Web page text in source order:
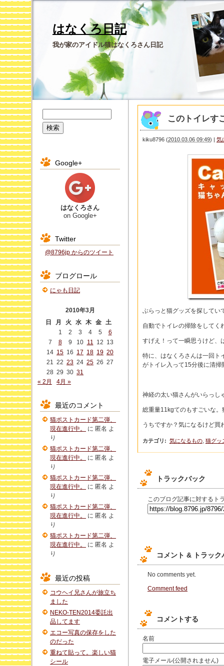
はなくろ日記
我が家のアイドル猫はなくろさん日記
このトイレす
kiku8796 (2010.03.06 09:49) | 気
ぶらっと猫グッズを探してい
自動でトイレの掃除をしてく
すげえ！って一瞬思うけど、
特に、はなくろさんは一回ト
がトイレ入って15分後に清
神経の太い猫さんがいらっし
総重量11kgてのもすごいな
うちですか？気になるけど買
カテゴリ : 気になるもの, 猫グッ
トラックバック
このブログ記事に対するト
コメント & トラック
No comments yet.
Comment feed
コメントする
名前
電子メール(公開されません)
Google+
はなくろさん
on Google+
Twitter
@8796jp からのツイート
ブログロール
にゃも日記
2010年3月
日
月 火 水 木 金 土
1
2 3 4 5
6
7
8 9 10 11 12 13
14 15 16 17 18 19 20
21 22 23 24 25 26 27
28 29 30 31
« 2月
4月 »
最近のコメント
猫ポストカード第二弾、
現在進行中。
に 匿名 よ
り
猫ポストカード第二弾、
現在進行中。
に 匿名 よ
り
猫ポストカード第二弾、
現在進行中。
に 匿名 よ
り
猫ポストカード第二弾、
現在進行中。
に 匿名 よ
り
猫ポストカード第二弾、
現在進行中。
に 匿名 よ
り
最近の投稿
コウヘイ兄さんが旅立ち
ました
NEKO-TEN2014委託出
品してます
エコー写真の保存をした
のだった
重ねて貼って。楽しい猫
シール